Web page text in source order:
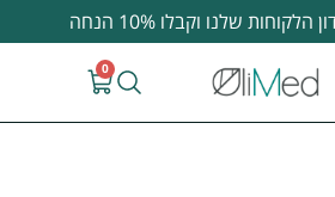
שלנו וקבלו 10% הנחה
0